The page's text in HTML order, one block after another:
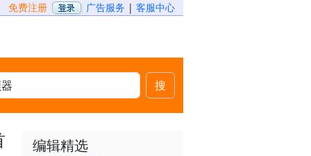
免费注册 广告服务 | 客服中心
搜
编辑精选